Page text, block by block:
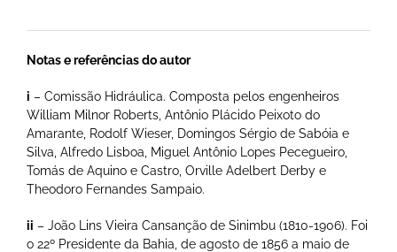
Notas e referências do autor
i – Comissão Hidráulica. Composta pelos engenheiros
William Milnor Roberts, Antônio Plácido Peixoto do
Amarante, Rodolf Wieser, Domingos Sérgio de Sabóia e
Silva, Alfredo Lisboa, Miguel Antônio Lopes Pecegueiro,
Tomás de Aquino e Castro, Orville Adelbert Derby e
Theodoro Fernandes Sampaio.
ii – João Lins Vieira Cansanção de Sinimbu (1810-1906). Foi
o 22º Presidente da Bahia, de agosto de 1856 a maio de